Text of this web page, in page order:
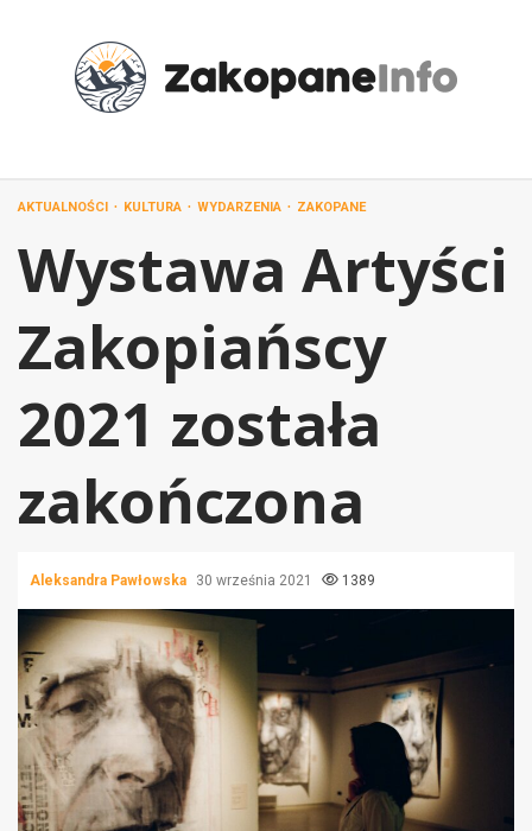
AKTUALNOŚCI KULTURA WYDARZENIA ZAKOPANE
Wystawa Artyści
Zakopiańscy
2021 została
zakończona
Aleksandra Pawłowska 30 września 2021 1389